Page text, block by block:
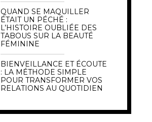
QUAND SE MAQUILLER
ÉTAIT UN PÉCHÉ :
L’HISTOIRE OUBLIÉE DES
TABOUS SUR LA BEAUTÉ
FÉMININE
BIENVEILLANCE ET ÉCOUTE
: LA MÉTHODE SIMPLE
POUR TRANSFORMER VOS
RELATIONS AU QUOTIDIEN